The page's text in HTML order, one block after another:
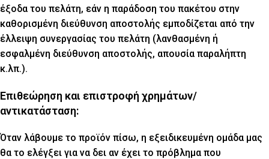
έξοδα του πελάτη, εάν η παράδοση του πακέτου στην
καθορισμένη διεύθυνση αποστολής εμποδίζεται από την
έλλειψη συνεργασίας του πελάτη (λανθασμένη ή
εσφαλμένη διεύθυνση αποστολής, απουσία παραλήπτη
κ.λπ.).
Επιθεώρηση και επιστροφή χρημάτων/
αντικατάσταση:
Όταν λάβουμε το προϊόν πίσω, η εξειδικευμένη ομάδα μας
θα το ελέγξει για να δει αν έχει το πρόβλημα που